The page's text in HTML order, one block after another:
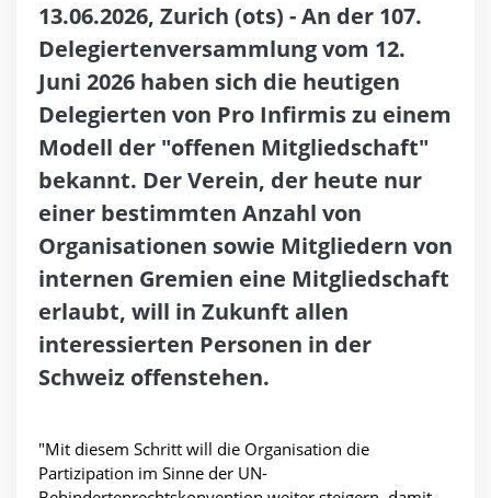
13.06.2026, Zurich (ots) - An der 107.
Delegiertenversammlung vom 12.
Juni 2026 haben sich die heutigen
Delegierten von Pro Infirmis zu einem
Modell der "offenen Mitgliedschaft"
bekannt. Der Verein, der heute nur
einer bestimmten Anzahl von
Organisationen sowie Mitgliedern von
internen Gremien eine Mitgliedschaft
erlaubt, will in Zukunft allen
interessierten Personen in der
Schweiz offenstehen.
"Mit diesem Schritt will die Organisation die
Partizipation im Sinne der UN-